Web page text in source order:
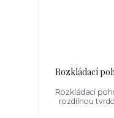
Rozkládací
Rozkládací
rozdílnou